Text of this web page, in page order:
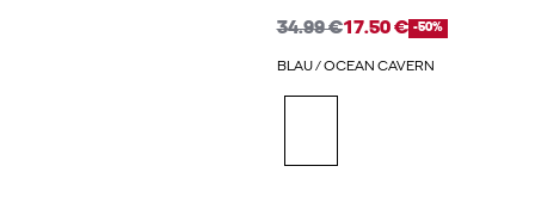
34.99 €17.50 € -50%
BLAU / OCEAN CAVERN